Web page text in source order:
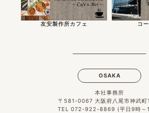
友安製作所カフェ コ
OSAKA
本社事務所
〒581-0067 大阪府八尾市神武
TEL 072-922-8869 (平日9時～